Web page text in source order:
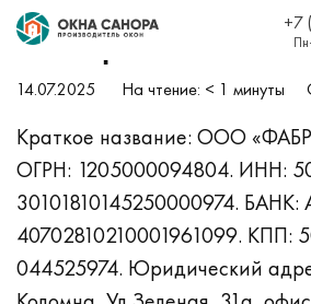
+7
Наши реквизиты
14.07.2025 На чтение: < 1 минуты
Краткое название: ООО
ОГРН: 1205000094804. ИНН:
30101810145250000974. БАНК:
40702810210001961099. КПП:
044525974. Юридический